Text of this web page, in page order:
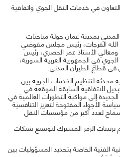
التعاون في خدمات النقل الجوي واتفاقية
بمدينة عمان جولة مباحثات
الفرجات، رئيس مجلس مفوضي
ومعالي الأستاذ عمر الحصري، رئيس
في الجمهورية العربية السورية،
في قطاع الطيران المدني.
محدثة لتنظيم الخدمات الجوية بين
للاتفاقية السابقة الموقعة في
الجديدة إلى مواكبة التطورات العالمية في
الأجواء المفتوحة لتعزيز التنافسية
لعدد أكبر من مؤسسات النقل
الرمز المشترك لتوسيع شبكات
الفنية الخاصة بتحديد المسؤوليات بين